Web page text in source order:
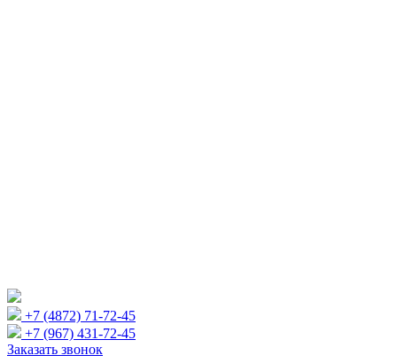
+7 (4872) 71-72-45
+7 (967) 431-72-45
Заказать звонок